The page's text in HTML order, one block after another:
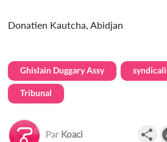
Donatien Kautcha, Abidjan
Ghislain Duggary Assy
Tribunal
Par Koaci